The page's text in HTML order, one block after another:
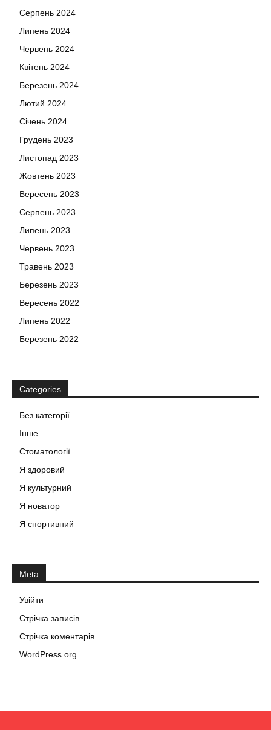
Серпень 2024
Липень 2024
Червень 2024
Квітень 2024
Березень 2024
Лютий 2024
Січень 2024
Грудень 2023
Листопад 2023
Жовтень 2023
Вересень 2023
Серпень 2023
Липень 2023
Червень 2023
Травень 2023
Березень 2023
Вересень 2022
Липень 2022
Березень 2022
Categories
Без категорії
Інше
Стоматології
Я здоровий
Я культурний
Я новатор
Я спортивний
Meta
Увійти
Стрічка записів
Стрічка коментарів
WordPress.org